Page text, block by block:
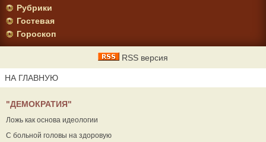
Рубрики
Гостевая
Гороскоп
RSS версия
НА ГЛАВНУЮ
"ДЕМОКРАТИЯ"
Ложь как основа идеологии
С больной головы на здоровую